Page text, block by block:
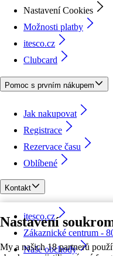
Nastavení
My a našich 18 partnerů
Nastavení Cookies
Možnosti platby
itesco.cz
Clubcard
Pomoc s prvním nákupem
Jak nakupovat
Registrace
Rezervace času
Oblíbené
Kontakt
itesco.cz
Zákaznické centrum -
Naše obchody